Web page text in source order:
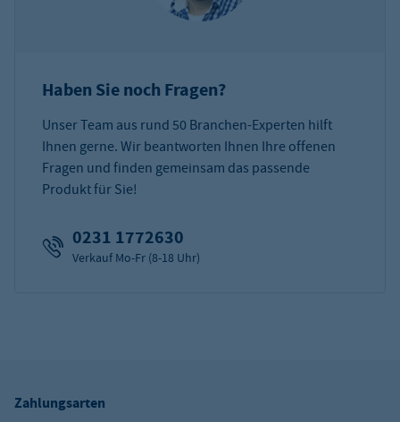
Haben Sie noch Fragen?
Unser Team aus rund 50 Branchen-Experten hilft
Ihnen gerne. Wir beantworten Ihnen Ihre offenen
Fragen und finden gemeinsam das passende
Produkt für Sie!
0231 1772630
Verkauf Mo-Fr (8-18 Uhr)
Zahlungsarten